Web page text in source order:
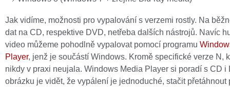
Jak vidíme, možnosti pro vypalování s verzemi rostly. Na
dat na CD, respektive DVD, netřeba dalších nástrojů. Navíc
video můžeme pohodlně vypalovat pomocí programu
Player, jenž je součástí Windows. Kromě specifické verze N,
nikdy v praxi neujala. Windows Media Player si poradí s CD i
obrázku je vidět, že vypálení je jednoduché, stačit přetáhnout